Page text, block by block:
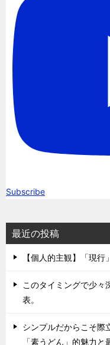
Subscribe
最近の投稿
【個人的主観】「現
このタイミングで少々
表。
シンプルだからこそ際
「素うどん」的魅力と